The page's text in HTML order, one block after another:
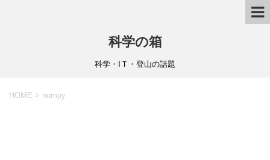
科学の箱
科学・IＴ・登山の話題
HOME > numpy